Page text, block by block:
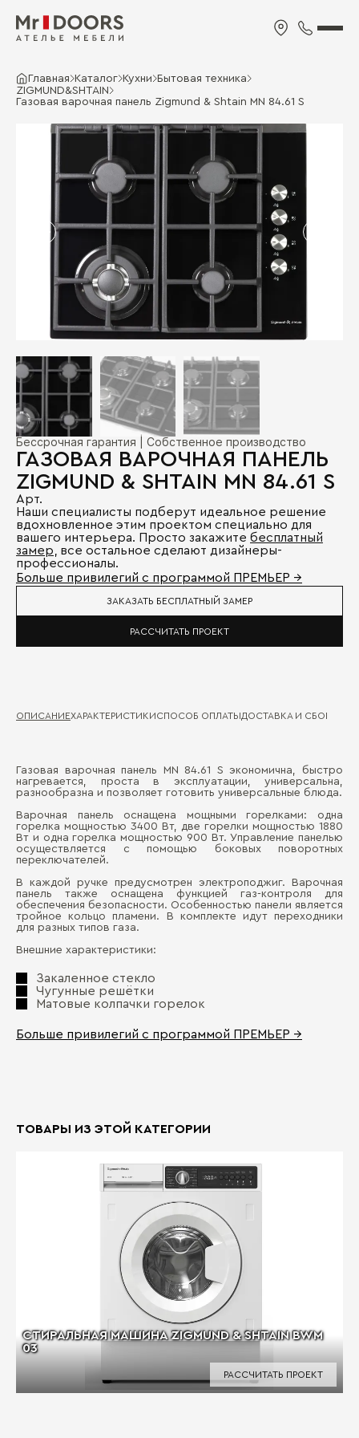
Главная Каталог Кухни
Бытовая техника
ZIGMUND&SHTAIN
Газовая варочная панель Zigmund & Shtain MN 84.61 S
Бессрочная гарантия | Собственное производство
ГАЗОВАЯ ВАРОЧНАЯ ПАНЕЛЬ
ZIGMUND & SHTAIN MN 84.61 S
Арт.
Наши специалисты подберут идеальное решение
вдохновленное этим проектом специально для
вашего интерьера. Просто закажите бесплатный
замер , все остальное сделают дизайнеры-
профессионалы.
Больше привилегий с программой ПРЕМЬЕР →
ЗАКАЗАТЬ БЕСПЛАТНЫЙ ЗАМЕР
РАССЧИТАТЬ ПРОЕКТ
ОПИСАНИЕХАРАКТЕРИСТИКИСПОСОБ ОПЛАТЫДОСТАВКА И СБОРКА
Газовая варочная панель MN 84.61 S экономична, быстро
нагревается, проста в эксплуатации, универсальна,
разнообразна и позволяет готовить универсальные блюда.
Варочная панель оснащена мощными горелками: одна
горелка мощностью 3400 Вт, две горелки мощностью 1880
Вт и одна горелка мощностью 900 Вт. Управление панелью
осуществляется с помощью боковых поворотных
переключателей.
В каждой ручке предусмотрен электроподжиг. Варочная
панель также оснащена функцией газ-контроля для
обеспечения безопасности. Особенностью панели является
тройное кольцо пламени. В комплекте идут переходники
для разных типов газа.
Внешние характеристики:
Закаленное стекло
Чугунные решётки
Матовые колпачки горелок
Больше привилегий с программой ПРЕМЬЕР →
ТОВАРЫ ИЗ ЭТОЙ КАТЕГОРИИ
СТИРАЛЬНАЯ МАШИНА ZIGMUND & SHTAIN BWM
03
РАССЧИТАТЬ ПРОЕКТ